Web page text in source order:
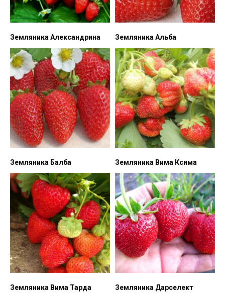
Земляника Александрина Земляника Альба
Земляника Балба Земляника Вима Ксима
Земляника Вима Тарда Земляника Дарселект